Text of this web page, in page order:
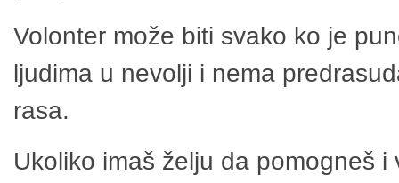
Volonter može biti svako ko je
ljudima u nevolji i nema
rasa.
Ukoliko imaš želju da pomogneš